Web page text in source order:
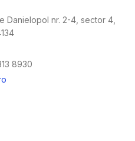
Danielopol nr. 2-4, sector 4,
8930